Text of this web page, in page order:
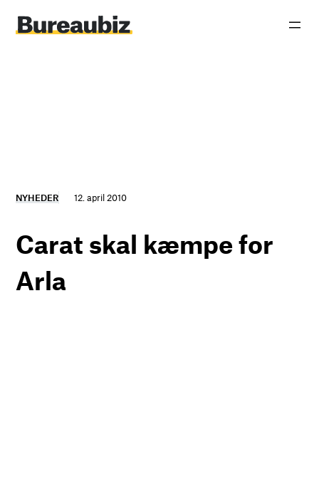
indhold
NYHEDER 12. april 2010
Carat skal kæmpe for
Arla